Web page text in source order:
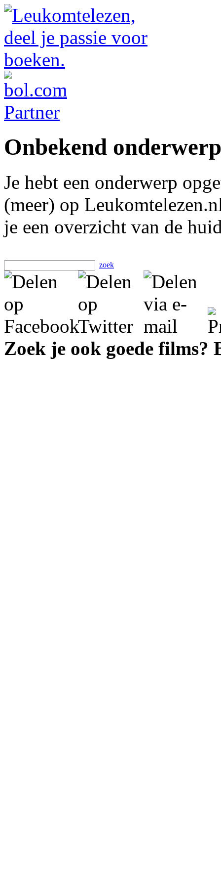
Onbekend onderwerp
Je hebt een onderwerp
(meer) op
je een overzicht van de
zoek
Zoek je ook goede films?